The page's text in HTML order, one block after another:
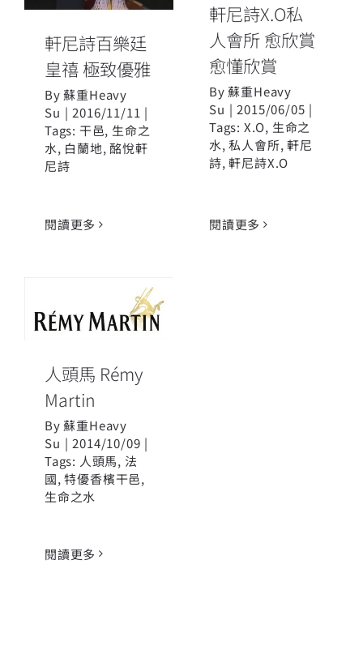
軒尼詩百樂廷
皇禧 極致優雅
By蘇重Heavy
Su | 2016/11/11 |
Tags: 干邑, 生命之
水, 白蘭地,酩悅軒
尼詩
閱讀更多
軒尼詩X.O私
人會所 愈欣賞
愈懂欣賞
By蘇重Heavy
Su | 2015/06/05 |
Tags: X.O, 生命之
水,私人會所,軒尼
詩,軒尼詩X.O
閱讀更多
人頭馬 Rémy
人頭馬 Rémy
Martin
By蘇重Heavy
Su | 2014/10/09 |
Tags: 人頭馬, 法
國,特優香檳干邑,
生命之水
閱讀更多